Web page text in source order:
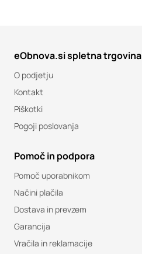
eObnova.si spletna trgovina
O podjetju
Kontakt
Piškotki
Pogoji poslovanja
Pomoč in podpora
Pomoč uporabnikom
Načini plačila
Dostava in prevzem
Garancija
Vračila in reklamacije